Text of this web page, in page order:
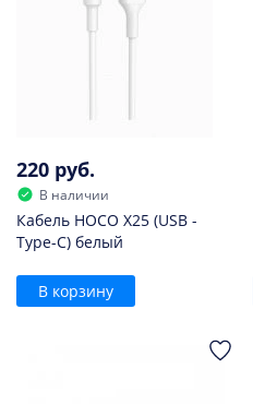
220 руб.
В наличии
Кабель HOCO X25 (USB -
Type-C) белый
В корзину